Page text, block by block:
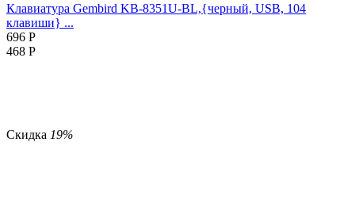
Клавиатура Gembird KB-8351U-BL,{черный, USB, 104
клавиши} ...
696 Р
468 Р
Скидка 19%